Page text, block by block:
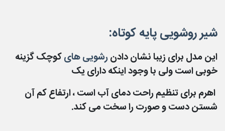
شیر روشویی پایه کوتاه:
این مدل برای زیبا نشان دادنرشویی هایکوچک گزینه
خوبی است ولی با وجود اینکه دارای یک
اهرم برای تنظیم راحت دمای آب است ، ارتفاع کم آن
شستن دست و صورت را سخت می کند.